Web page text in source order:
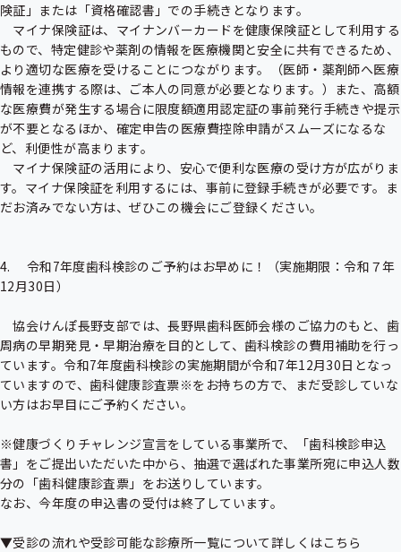
険証」または「資格確認書」での手続きとなります。
マイナ保険証は、マイナンバーカードを健康保険証として利用する
もので、特定健診や薬剤の情報を医療機関と安全に共有できるため、
より適切な医療を受けることにつながります。（医師・薬剤師へ医療
情報を連携する際は、ご本人の同意が必要となります。）また、高額
な医療費が発生する場合に限度額適用認定証の事前発行手続きや提示
が不要となるほか、確定申告の医療費控除申請がスムーズになるな
ど、利便性が高まります。
マイナ保険証の活用により、安心で便利な医療の受け方が広がりま
す。マイナ保険証を利用するには、事前に登録手続きが必要です。ま
だお済みでない方は、ぜひこの機会にご登録ください。
4.　 令和7年度歯科検診のご予約はお早めに！（実施期限：令和７年
12月30日）
協会けんぽ長野支部では、長野県歯科医師会様のご協力のもと、歯
周病の早期発見・早期治療を目的として、歯科検診の費用補助を行っ
ています。令和7年度歯科検診の実施期間が令和7年12月30日となっ
ていますので、歯科健康診査票※をお持ちの方で、まだ受診していな
い方はお早目にご予約ください。
※健康づくりチャレンジ宣言をしている事業所で、「歯科検診申込
書」をご提出いただいた中から、抽選で選ばれた事業所宛に申込人数
分の「歯科健康診査票」をお送りしています。
なお、今年度の申込書の受付は終了しています。